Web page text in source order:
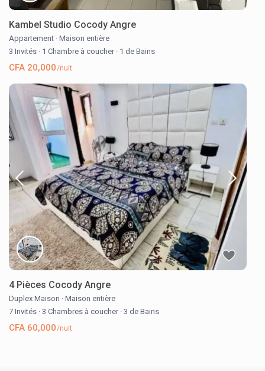
Kambel Studio Cocody Angre
Appartement · Maison entière
3 Invités · 1 Chambre à coucher · 1 de Bains
CFA 20,000/nuit
4 Pièces Cocody Angre
Duplex Maison · Maison entière
7 Invités · 3 Chambres à coucher · 3 de Bains
CFA 60,000/nuit